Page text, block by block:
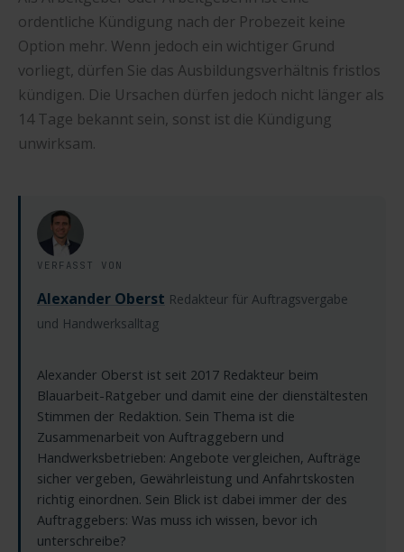
ordentliche Kündigung nach der Probezeit keine
Option mehr. Wenn jedoch ein wichtiger Grund
vorliegt, dürfen Sie das Ausbildungsverhältnis fristlos
kündigen. Die Ursachen dürfen jedoch nicht länger als
14 Tage bekannt sein, sonst ist die Kündigung
unwirksam.
VERFASST VON
Alexander Oberst Redakteur für Auftragsvergabe
und Handwerksalltag
Alexander Oberst ist seit 2017 Redakteur beim
Blauarbeit-Ratgeber und damit eine der dienstältesten
Stimmen der Redaktion. Sein Thema ist die
Zusammenarbeit von Auftraggebern und
Handwerksbetrieben: Angebote vergleichen, Aufträge
sicher vergeben, Gewährleistung und Anfahrtskosten
richtig einordnen. Sein Blick ist dabei immer der des
Auftraggebers: Was muss ich wissen, bevor ich
unterschreibe?